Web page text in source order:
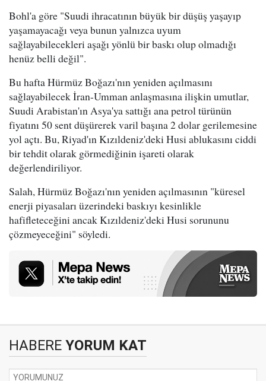
Bohl'a göre "Suudi ihracatının büyük bir düşüş yaşayıp
yaşamayacağı veya bunun yalnızca uyum
sağlayabilecekleri aşağı yönlü bir baskı olup olmadığı
henüz belli değil".
Bu hafta Hürmüz Boğazı'nın yeniden açılmasını
sağlayabilecek İran-Umman anlaşmasına ilişkin umutlar,
Suudi Arabistan'ın Asya'ya sattığı ana petrol türünün
fiyatını 50 sent düşürerek varil başına 2 dolar gerilemesine
yol açtı. Bu, Riyad'ın Kızıldeniz'deki Husi ablukasını ciddi
bir tehdit olarak görmediğinin işareti olarak
değerlendiriliyor.
Salah, Hürmüz Boğazı'nın yeniden açılmasının "küresel
enerji piyasaları üzerindeki baskıyı kesinlikle
hafifleteceğini ancak Kızıldeniz'deki Husi sorununu
çözmeyeceğini" söyledi.
HABERE YORUM KAT